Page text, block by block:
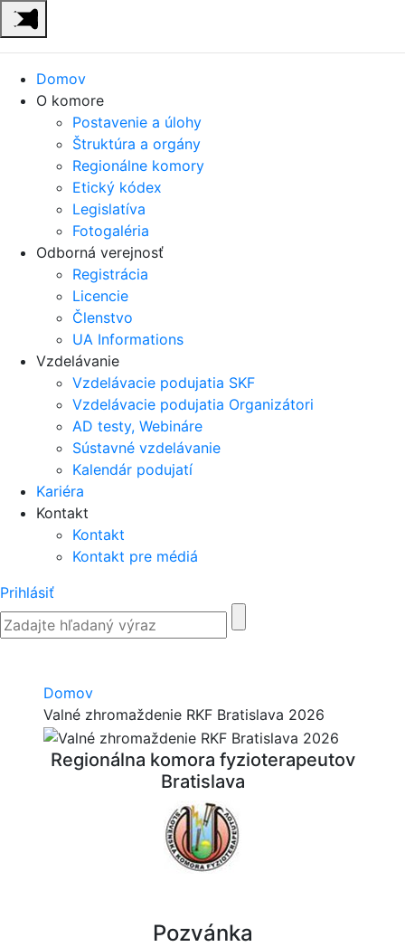
Domov
O komore
Postavenie a úlohy
Štruktúra a orgány
Regionálne komory
Etický kódex
Legislatíva
Fotogaléria
Odborná verejnosť
Registrácia
Licencie
Členstvo
UA Informations
Vzdelávanie
Vzdelávacie podujatia SKF
Vzdelávacie podujatia Organizátori
AD testy, Webináre
Sústavné vzdelávanie
Kalendár podujatí
Kariéra
Kontakt
Kontakt
Kontakt pre médiá
Prihlásiť
Domov
Valné zhromaždenie RKF Bratislava 2026
Regionálna komora fyzioterapeutov
Bratislava
Pozvánka